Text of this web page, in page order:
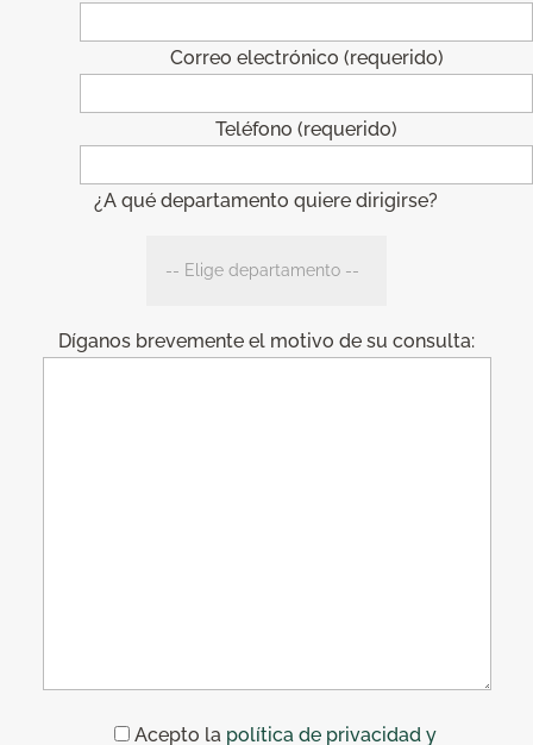
Correo electrónico (requerido)
Teléfono (requerido)
¿A qué departamento quiere dirigirse?
Díganos brevemente el motivo de su consulta:
Acepto la política de privacidad y